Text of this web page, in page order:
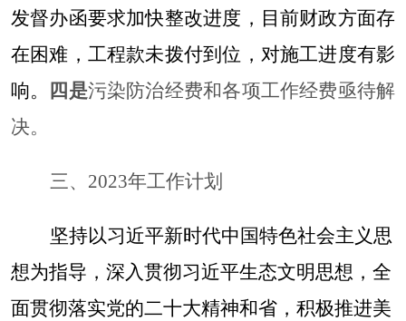
发督办函要求加快整改进度， 目前财政方面存
在困难， 工程款未拨付到位 ，对施工进度有影
响。
四是污染防治经费和各项工作经费亟待解
决。
三、 2023年工作计划
坚持以习近平新时代中国特色社会主义思
想为指导， 深入贯彻习近平生态文明思想， 全
面贯彻落实党的二十大精神和省 ， 积极推进美